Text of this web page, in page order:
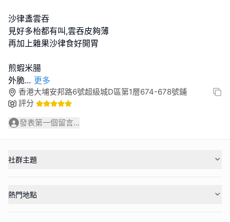
沙律盞雲吞
見好多枱都有叫,雲吞皮夠薄
再加上雜果沙律食好開胃
煎蝦米腸
外脆... 更多
香港大埔安邦路6號超級城D區第1層674-678號鋪
評分
發表第一個留言...
社群主題
熱門地點